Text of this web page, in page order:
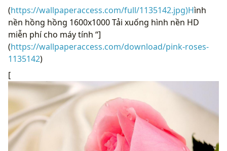
(https://wallpaperaccess.com/full/1135142.jpg)Hình
nền hồng hồng 1600x1000 Tải xuống hình nền HD
miễn phí cho máy tính “]
(https://wallpaperaccess.com/download/pink-roses-
1135142)
[